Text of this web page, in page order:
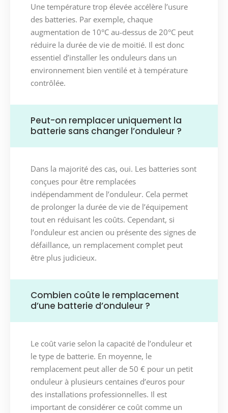
Une température trop élevée accélère l’usure
des batteries. Par exemple, chaque
augmentation de 10°C au-dessus de 20°C peut
réduire la durée de vie de moitié. Il est donc
essentiel d’installer les onduleurs dans un
environnement bien ventilé et à température
contrôlée.
Peut-on remplacer uniquement la
batterie sans changer l’onduleur ?
Dans la majorité des cas, oui. Les batteries sont
conçues pour être remplacées
indépendamment de l’onduleur. Cela permet
de prolonger la durée de vie de l’équipement
tout en réduisant les coûts. Cependant, si
l’onduleur est ancien ou présente des signes de
défaillance, un remplacement complet peut
être plus judicieux.
Combien coûte le remplacement
d’une batterie d’onduleur ?
Le coût varie selon la capacité de l’onduleur et
le type de batterie. En moyenne, le
remplacement peut aller de 50 € pour un petit
onduleur à plusieurs centaines d’euros pour
des installations professionnelles. Il est
important de considérer ce coût comme un